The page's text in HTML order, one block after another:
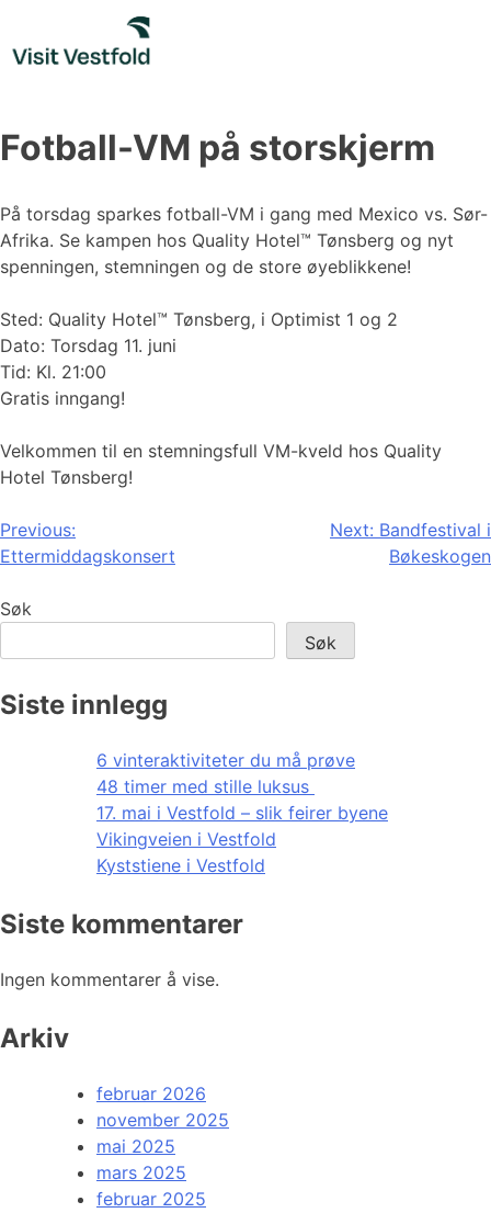
content
Fotball-VM på storskjerm
På torsdag sparkes fotball-VM i gang med Mexico vs. Sør-
Afrika. Se kampen hos Quality Hotel™ Tønsberg og nyt
spenningen, stemningen og de store øyeblikkene!
Sted: Quality Hotel™ Tønsberg, i Optimist 1 og 2
Dato: Torsdag 11. juni
Tid: Kl. 21:00
Gratis inngang!
Velkommen til en stemningsfull VM-kveld hos Quality
Hotel Tønsberg!
Innleggsnavigasjon
Previous:
Ettermiddagskonsert
Next: Bandfestival i
Bøkeskogen
Søk
Søk
Siste innlegg
6 vinteraktiviteter du må prøve
48 timer med stille luksus
17. mai i Vestfold – slik feirer byene
Vikingveien i Vestfold
Kyststiene i Vestfold
Siste kommentarer
Ingen kommentarer å vise.
Arkiv
februar 2026
november 2025
mai 2025
mars 2025
februar 2025